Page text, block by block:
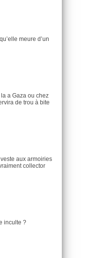
meure d’un
a Gaza ou chez
de trou à bite
aux armoiries
collector
inculte ?